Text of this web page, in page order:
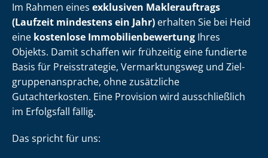
Im Rahmen eines exklusiven Maklerauftrags
(Laufzeit mindestens ein Jahr) erhalten Sie bei Heid
eine kostenlose Im­mo­bi­li­en­be­wer­tung Ihres
Objekts. Damit schaffen wir frühzeitig eine fundierte
Basis für Preisstrategie, Vermarktungsweg und Ziel­
grup­pen­an­spra­che, ohne zusätzliche
Gutachterkosten. Eine Provision wird ausschließlich
im Erfolgsfall fällig.
Das spricht für uns: